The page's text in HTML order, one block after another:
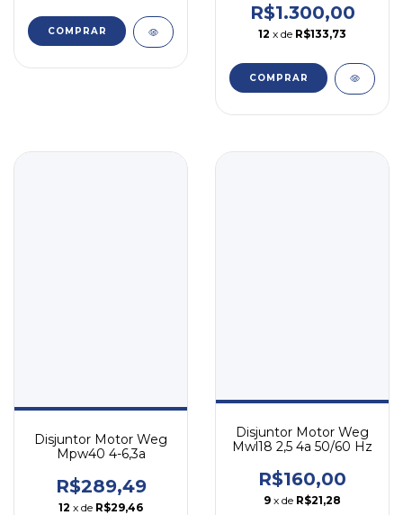
COMPRAR
R$1.300,00
12 x de R$133,73
COMPRAR
Disjuntor Motor Weg
Mpw40 4-6,3a
R$289,49
12 x de R$29,46
Disjuntor Motor Weg
Mwl18 2,5 4a 50/60 Hz
R$160,00
9 x de R$21,28